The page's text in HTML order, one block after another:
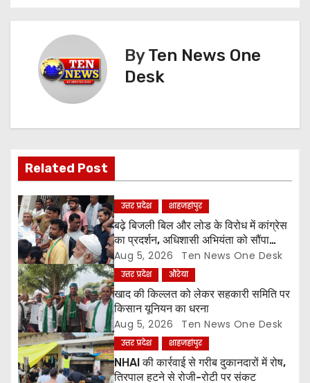
t
g
a
t
i
o
n
ByTen News One
Desk
Related Post
उत्तर प्रदेश शाहजहांपुर
बढ़े बिजली बिल और लोड के विरोध में कांग्रेस
का प्रदर्शन, अधिशासी अभियंता को सौंपा
ज्ञापन
Aug 5, 2026 Ten News One Desk
उत्तर प्रदेश औरेया
खाद की किल्लत को लेकर सहकारी समिति पर
किसान यूनियन का धरना
Aug 5, 2026 Ten News One Desk
उत्तर प्रदेश शाहजहांपुर
NHAI की कार्रवाई से गरीब दुकानदारों में रोष,
तिरपाल हटने से रोजी-रोटी पर संकट